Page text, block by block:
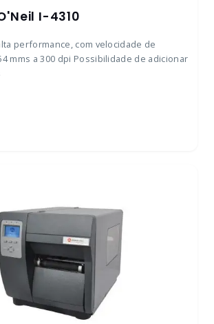
I-4310
performance, com velocidade de
mms a 300 dpi Possibilidade de adicionar